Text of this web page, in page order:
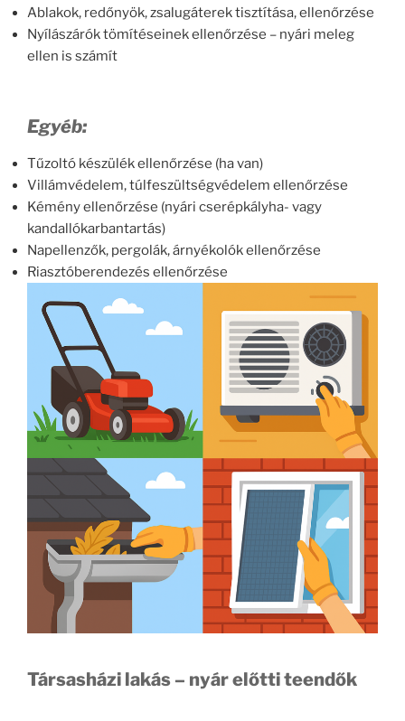
Ablakok, redőnyök, zsalugáterek tisztítása, ellenőrzése
Nyílászárók tömítéseinek ellenőrzése – nyári meleg
ellen is számít
Egyéb:
Tűzoltó készülék ellenőrzése (ha van)
Villámvédelem, túlfeszültségvédelem ellenőrzése
Kémény ellenőrzése (nyári cserépkályha- vagy
kandallókarbantartás)
Napellenzők, pergolák, árnyékolók ellenőrzése
Riasztóberendezés ellenőrzése
Társasházi lakás – nyár előtti teendők